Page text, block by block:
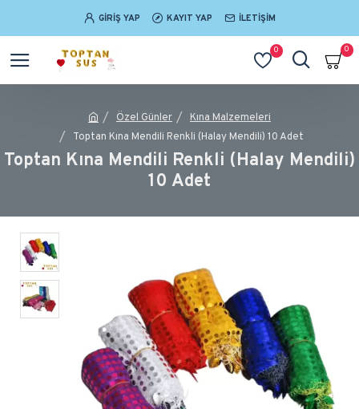
GIRIŞ YAP KAYIT YAP İLETIŞIM
0 0
Özel Günler
Kına Malzemeleri
Toptan Kına Mendili Renkli (Halay Mendili) 10 Adet
Toptan Kına Mendili Renkli (Halay Mendili)
10 Adet